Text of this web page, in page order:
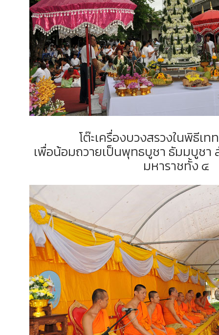
โต๊ะเครื่องบวงสรวงในพิธีเ
เพื่อน้อมถวายเป็นพุทธบูชา ธัมมบูชา
มหาราชทั้ง ๔